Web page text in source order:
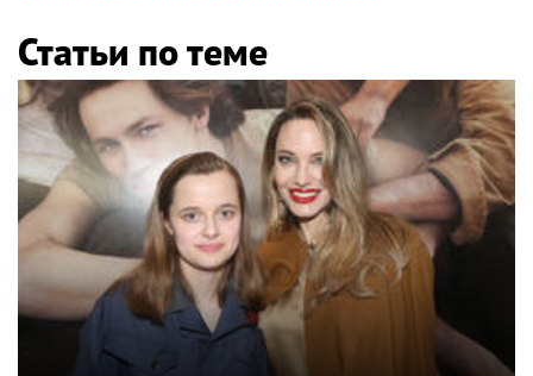
Статьи по теме